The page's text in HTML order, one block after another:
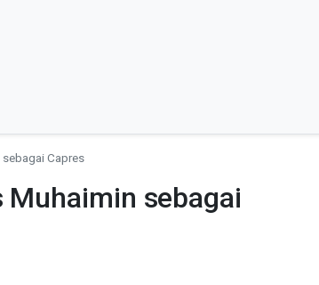
sebagai Capres
Muhaimin sebagai